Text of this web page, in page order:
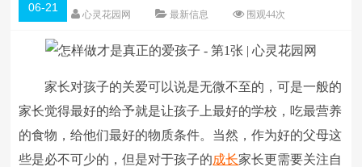
06-21
心灵花园网 最新信息 围观44次
字体：大 中 小
家长对孩子的关爱可以说是无微不至的，可是一般的
家长觉得最好的给予就是让孩子上最好的学校，吃最营养
的食物，给他们最好的物质条件。当然，作为好的父母这
些是必不可少的，但是对于孩子的成长家长更需要关注自